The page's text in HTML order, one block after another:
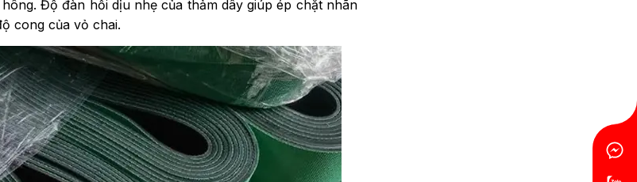
Độ đàn hồi dịu nhẹ của thảm dây giúp ép chặt nhãn
cong của vỏ chai.